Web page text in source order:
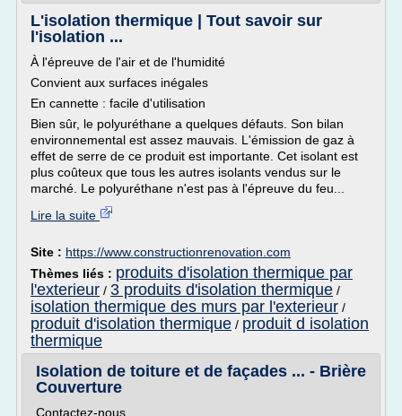
L'isolation thermique | Tout savoir sur
l'isolation ...
À l'épreuve de l'air et de l'humidité
Convient aux surfaces inégales
En cannette : facile d'utilisation
Bien sûr, le polyuréthane a quelques défauts. Son bilan
environnemental est assez mauvais. L'émission de gaz à
effet de serre de ce produit est importante. Cet isolant est
plus coûteux que tous les autres isolants vendus sur le
marché. Le polyuréthane n'est pas à l'épreuve du feu...
Lire la suite
Site : https://www.constructionrenovation.com
Thèmes liés : produits d'isolation thermique par
l'exterieur / 3 produits d'isolation thermique /
isolation thermique des murs par l'exterieur /
produit d'isolation thermique / produit d isolation
thermique
Isolation de toiture et de façades ... - Brière
Couverture
Contactez-nous